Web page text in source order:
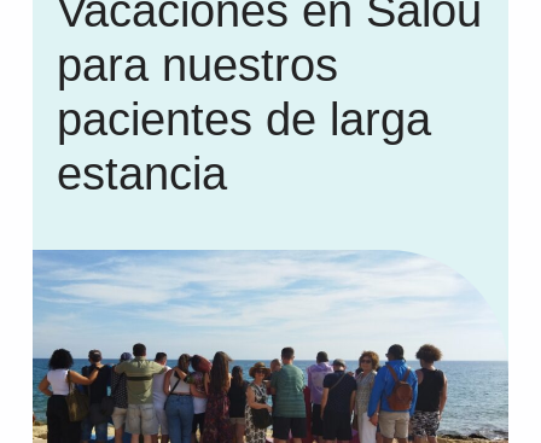
Vacaciones en Salou
para nuestros
pacientes de larga
estancia